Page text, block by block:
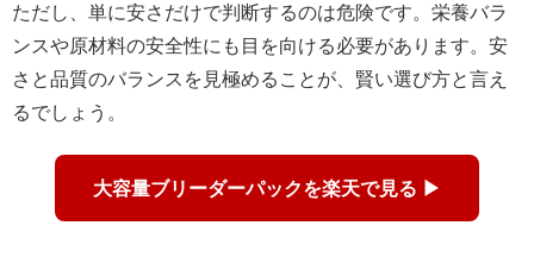
ただし、単に安さだけで判断するのは危険です。栄養バラ
ンスや原材料の安全性にも目を向ける必要があります。安
さと品質のバランスを見極めることが、賢い選び方と言え
るでしょう。
大容量ブリーダーパックを楽天で見る ▶